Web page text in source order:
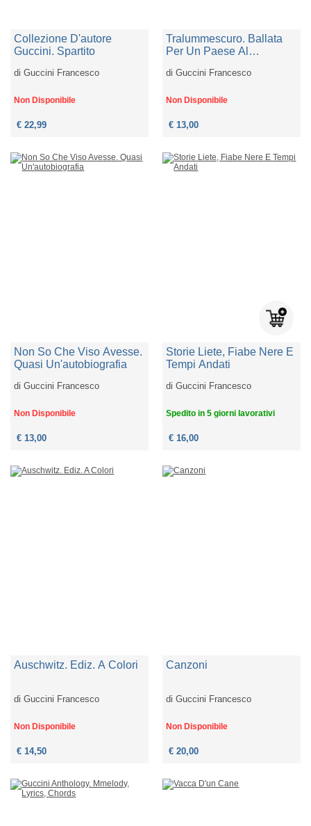
Collezione D'autore
Guccini. Spartito
diGuccini Francesco
Non Disponibile
€ 22,99
Tralummescuro. Ballata
Per Un Paese Al
diGuccini Francesco
Non Disponibile
€ 13,00
Non So Che Viso Avesse.
Quasi Un'autobiografia
diGuccini Francesco
Non Disponibile
€ 13,00
Storie Liete, Fiabe Nere E
Tempi Andati
diGuccini Francesco
Spedito in 5 giorni lavorativi
€ 16,00
Auschwitz. Ediz. A Colori
diGuccini Francesco
Non Disponibile
€ 14,50
Canzoni
diGuccini Francesco
Non Disponibile
€ 20,00